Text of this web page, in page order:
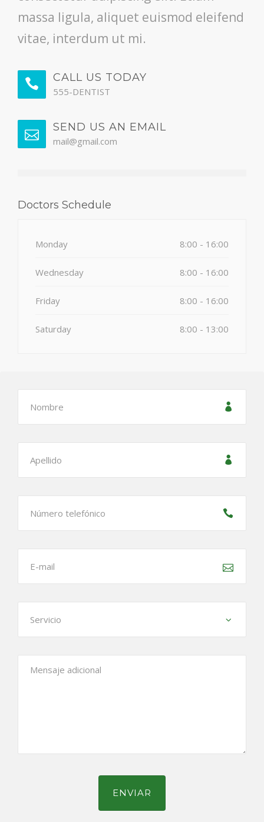
massa ligula, aliquet euismod eleifend
vitae, interdum ut mi.
CALL US TODAY
555-DENTIST
SEND US AN EMAIL
mail@gmail.com
Doctors Schedule
Monday 8:00 - 16:00
Wednesday 8:00 - 16:00
Friday 8:00 - 16:00
Saturday 8:00 - 13:00